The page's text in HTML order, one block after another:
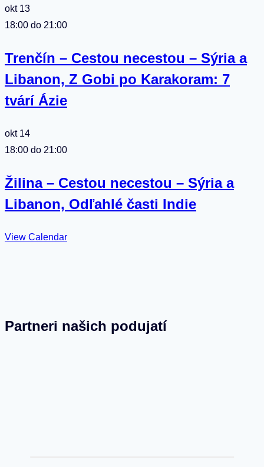
okt 13
18:00 do 21:00
Trenčín – Cestou necestou – Sýria a
Libanon, Z Gobi po Karakoram: 7
tvárí Ázie
okt 14
18:00 do 21:00
Žilina – Cestou necestou – Sýria a
Libanon, Odľahlé časti Indie
View Calendar
Partneri našich podujatí